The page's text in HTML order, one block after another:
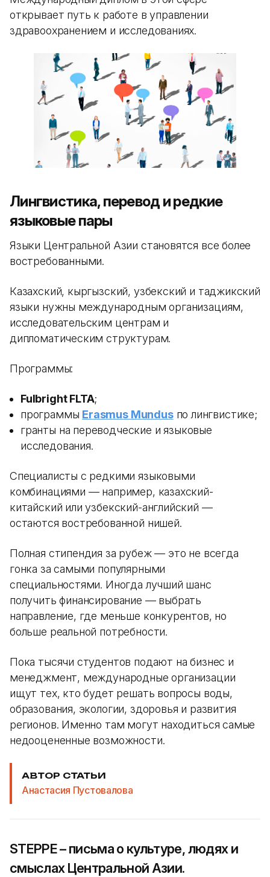
открывает путь к работе в управлении
здравоохранением и исследованиях.
Лингвистика, перевод и редкие
языковые пары
Языки Центральной Азии становятся все более
востребованными.
Казахский, кыргызский, узбекский и таджикский
языки нужны международным организациям,
исследовательским центрам и
дипломатическим структурам.
Программы:
Fulbright FLTA;
программы Erasmus Mundusпо лингвистике;
гранты на переводческие и языковые
исследования.
Специалисты с редкими языковыми
комбинациями — например, казахский-
китайский или узбекский-английский —
остаются востребованной нишей.
Полная стипендия за рубеж — это не всегда
гонка за самыми популярными
специальностями. Иногда лучший шанс
получить финансирование — выбрать
направление, где меньше конкурентов, но
больше реальной потребности.
Пока тысячи студентов подают на бизнес и
менеджмент, международные организации
ищут тех, кто будет решать вопросы воды,
образования, экологии, здоровья и развития
регионов. Именно там могут находиться самые
недооцененные возможности.
АВТОР СТАТЬИ
Анастасия Пустовалова
STEPPE – письма о культуре, людях и
смыслах Центральной Азии.